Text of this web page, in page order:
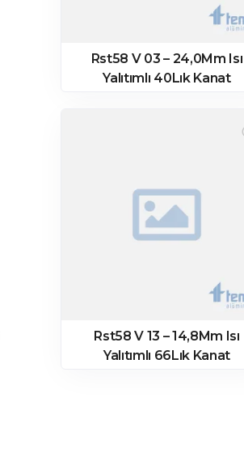
Rst58 V 03 – 24,0Mm Isı
Yalıtımlı 40Lık Kanat
Rst58 V 13 – 14,8Mm Isı
Yalıtımlı 66Lık Kanat